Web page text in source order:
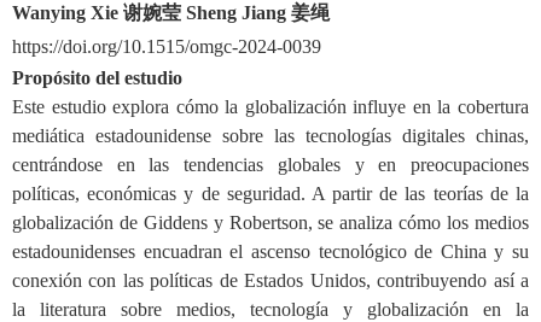
Wanying Xie 谢婉莹 Sheng Jiang 姜绳
https://doi.org/10.1515/omgc-2024-0039
Propósito del estudio
Este estudio explora cómo la globalización influye en la cobertura
mediática estadounidense sobre las tecnologías digitales chinas,
centrándose en las tendencias globales y en preocupaciones
políticas, económicas y de seguridad. A partir de las teorías de la
globalización de Giddens y Robertson, se analiza cómo los medios
estadounidenses encuadran el ascenso tecnológico de China y su
conexión con las políticas de Estados Unidos, contribuyendo así a
la literatura sobre medios, tecnología y globalización en la